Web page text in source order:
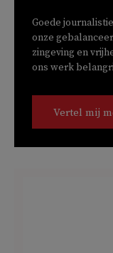
Goede
onze
zingeving en
ons werk
Vertel mij